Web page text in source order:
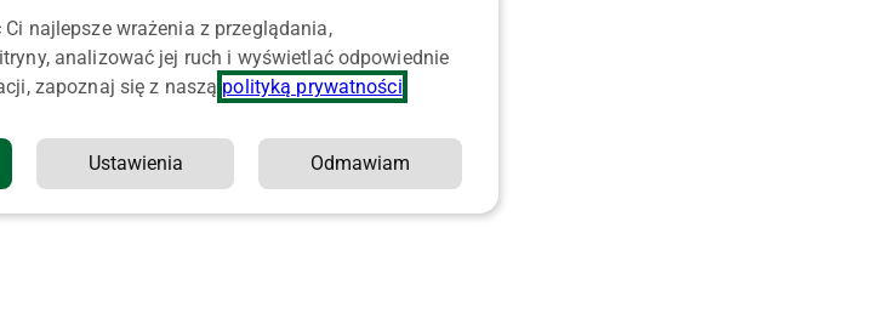
najlepsze wrażenia z przeglądania,
analizować jej ruch i wyświetlać odpowiednie
zapoznaj się z naszą polityką prywatności
Ustawienia Odmawiam